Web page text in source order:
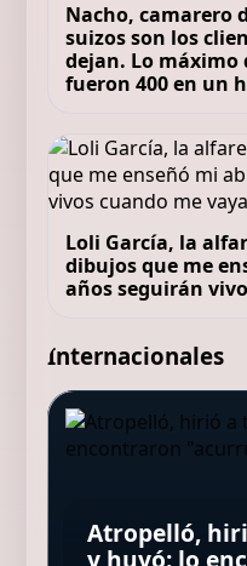
Nacho, camarero
suizos son los
dejan. Lo máximo
fueron 400 en un
Loli García, la
dibujos que me
años seguirán
Internacionales
buen cabello
necesitas
Quim
“Desde que
el que sabes
pero nunca
quedó
incendio
Atropelló,
y huyó: lo
que dejó 168
Kong: qué